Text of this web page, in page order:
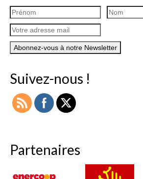
Suivez-nous !
Partenaires